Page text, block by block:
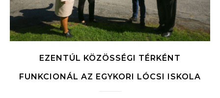
EZENTÚL KÖZÖSSÉGI TÉRKÉNT
FUNKCIONÁL AZ EGYKORI LÓCSI ISKOLA